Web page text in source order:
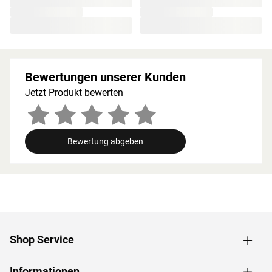
Holzeigene Harze und ätherischen Öle, die beim
Saunieren freigesetzt werden, runden das Erlebnis auf
natürliche Weise ab.
Bei der Montage einer Sauna muss ein Mindestabstand
von 10 cm zu Wänden und Decke unbedingt eingehalten
werden, um gute Luftzirkulation zu gewährleisten. So
Innenmaße: Die Innenmaße dieser Sauna mit B 219 × T
gleichzeitig saunieren können.
Bewertungen unserer Kunden
Jetzt Produkt bewerten
Bewertung abgeben
Shop Service